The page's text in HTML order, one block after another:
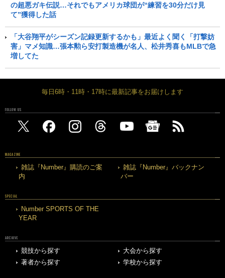
の超悪ガキ伝説…それでもアメリカ球団が“練習を30分だけ見
て”獲得した話
「大谷翔平がシーズン記録更新するかも」最近よく聞く「打撃妨
害」マメ知識…張本勲ら安打製造機が名人、松井秀喜もMLBで急
増してた
毎日6時・11時・17時に最新記事をお届けします
FOLLOW US
MAGAZINE
雑誌『Number』購読のご案
内
雑誌『Number』バックナン
バー
SPECIAL
Number SPORTS OF THE
YEAR
ARCHIVE
競技から探す
大会から探す
著者から探す
学校から探す